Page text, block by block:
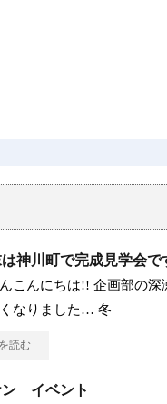
神川町で完成見学会で
こんにちは!! 企画部の深
なりました… 冬
読む
ン イベント